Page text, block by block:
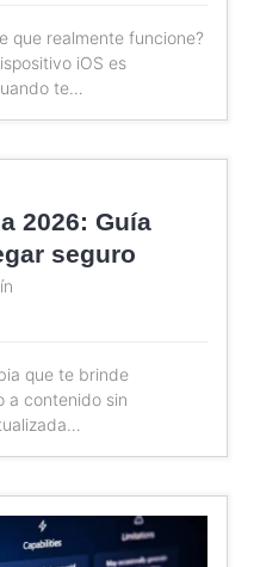
que realmente funcione?
iOS es
te…
2026: Guía
seguro
que te brinde
a contenido sin